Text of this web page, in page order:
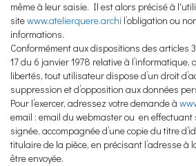
même à leur saisie. Il est alors précisé à
sitewww.atelierquere.archi l’obligation ou
informations.
Conformément aux dispositions des articles
17 du 6 janvier 1978 relative à l’informatique,
libertés, tout utilisateur dispose d’un droit
suppression et d’opposition aux données
Pour l’exercer, adressez votre demande à
email : email du webmaster ou en effectuant
signée, accompagnée d’une copie du titre
titulaire de la pièce, en précisant l’adresse à
être envoyée.